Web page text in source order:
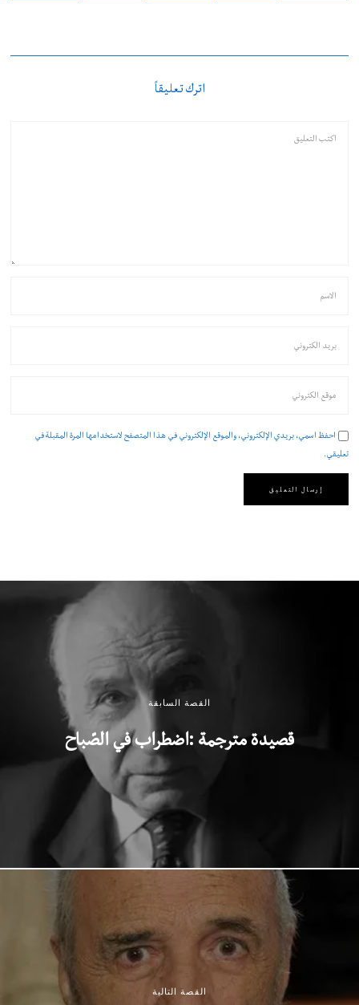
اترك تعليقاً
احفظ اسمي، بريدي الإلكتروني، والموقع الإلكتروني في هذا المتصفح لاستخدامها المرة المقبلة في
تعليقي.
القصة السابقة
قصيدة مترجمة :اضطراب في الصّباح
القصة التالية